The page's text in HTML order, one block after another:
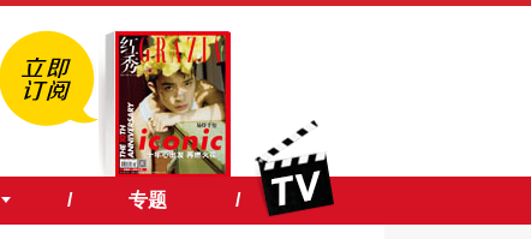
/ 专题 /